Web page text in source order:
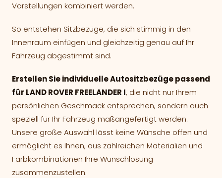
Vorstellungen kombiniert werden.
So entstehen Sitzbezüge, die sich stimmig in den
Innenraum einfügen und gleichzeitig genau auf Ihr
Fahrzeug abgestimmt sind.
Erstellen Sie individuelle Autositzbezüge passend
für LAND ROVER FREELANDER I, die nicht nur Ihrem
persönlichen Geschmack entsprechen, sondern auch
speziell für Ihr Fahrzeug maßangefertigt werden.
Unsere große Auswahl lässt keine Wünsche offen und
ermöglicht es Ihnen, aus zahlreichen Materialien und
Farbkombinationen Ihre Wunschlösung
zusammenzustellen.